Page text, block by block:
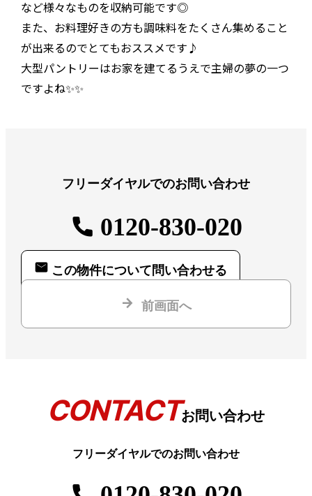
など様々なものを収納可能です◎
また、お料理好きの方も調味料をたくさん集めること
が出来るのでとてもおススメです♪
大型パントリーはお家を建てるうえで主婦の夢の一つ
ですよね✨✨
フリーダイヤルでのお問い合わせ
0120-830-020
この物件について問い合わせる
前画面へ
CONTACTお問い合わせ
フリーダイヤルでのお問い合わせ